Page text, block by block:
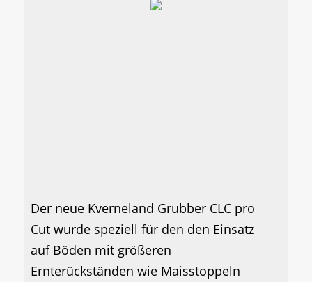
Der neue Kverneland Grubber CLC pro
Cut wurde speziell für den den Einsatz
auf Böden mit größeren
Ernterückständen wie Maisstoppeln